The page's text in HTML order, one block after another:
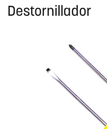
Destornillador